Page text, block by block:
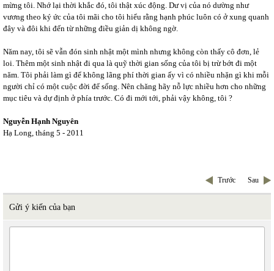
mừng tôi. Nhớ lại thời khắc đó, tôi thật xúc động. Dư vị của nó dường như
vương theo ký ức của tôi mãi cho tôi hiểu rằng hạnh phúc luôn có ở xung quanh
đây và đôi khi đến từ những điều giản dị không ngờ.
Năm nay, tôi sẽ vẫn đón sinh nhật một mình nhưng không còn thấy cô đơn, lẻ
loi. Thêm một sinh nhật đi qua là quỹ thời gian sống của tôi bị trừ bớt đi một
năm. Tôi phải làm gì để không lãng phí thời gian ấy vì có nhiều nhặn gì khi mỗi
người chỉ có một cuộc đời để sống. Nên chăng hãy nỗ lực nhiều hơn cho những
mục tiêu và dự định ở phía trước. Có đi mới tới, phải vậy không, tôi ?
Nguyễn Hạnh Nguyên
Hạ Long, tháng 5 - 2011
Trước Sau
Gửi ý kiến của bạn